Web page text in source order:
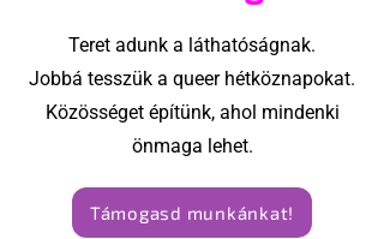
Teret adunk a láthatóságnak.
Jobbá tesszük a queer hétköznapokat.
Közösséget építünk, ahol mindenki
önmaga lehet.
Támogasd munkánkat!